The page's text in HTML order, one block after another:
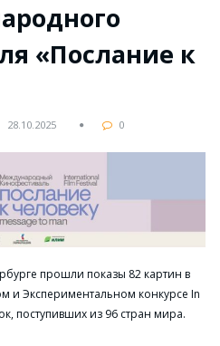
«Послание к
28.10.2025 0
прошли показы 82 картин в
Экспериментальном конкурсе In
поступивших из 96 стран мира.